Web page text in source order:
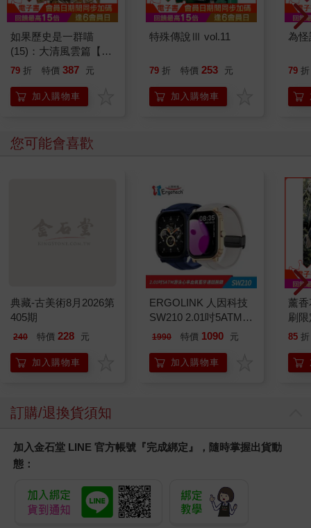
如果歷史是一群喵
(15)：大清風雲篇【萌
貓漫畫學歷史】
79 折 特價 387 元
加入購物車
特殊傳說Ⅲ vol.11
79 折 特價 253 元
加入購物車
為
79 折
您可能會喜歡
典藏-古美術8月2026第
405期
240 特價 228 元
加入購物車
ERGOLINK 人因科技
SW210 2.01吋5ATM游
泳心率血氧藍牙通話腕
1990 特價 1090 元
加入購物車
薰
刷
85 折
訂購/退換貨須知
加入金石堂 LINE 官方帳號『完成綁定』，隨時掌握出貨動
態：